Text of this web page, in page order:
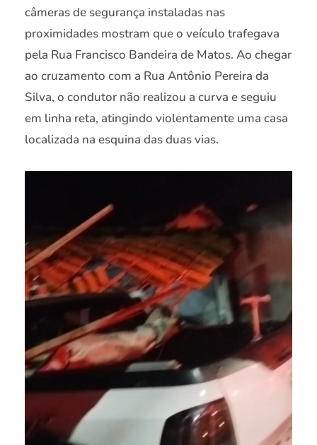
câmeras de segurança instaladas nas
proximidades mostram que o veículo trafegava
pela Rua Francisco Bandeira de Matos. Ao chegar
ao cruzamento com a Rua Antônio Pereira da
Silva, o condutor não realizou a curva e seguiu
em linha reta, atingindo violentamente uma casa
localizada na esquina das duas vias.